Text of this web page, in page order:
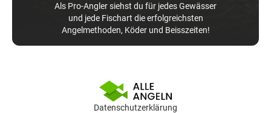
Als Pro-Angler siehst du für jedes Gewässer
und jede Fischart die erfolgreichsten
Angelmethoden, Köder und Beisszeiten!
Datenschutzerklärung